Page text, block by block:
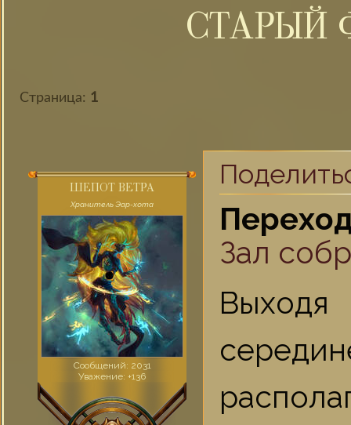
СТАРЫЙ
Страница: 1
ШЕПОТ ВЕТРА
Хранитель Эар-хота
Сообщений: 2031
Уважение: +136
Зал